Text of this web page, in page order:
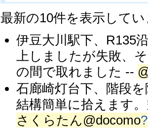
最新の10件を表示して
伊豆大川駅下、R135
上しましたが失敗、
の間で取れました --
石廊崎灯台下、階段
結構簡単に拾えます
さくらたん@docomo?